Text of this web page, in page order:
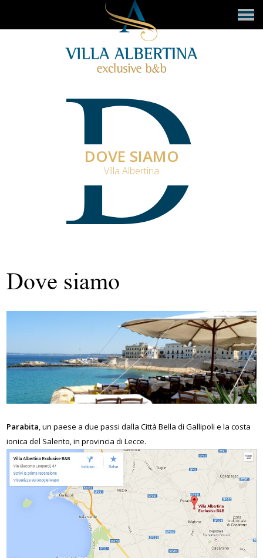
D
DOVE SIAMO
Villa Albertina
Dove siamo
Parabita, un paese a due passi dalla Città Bella di Gallipoli e la costa
ionica del Salento, in provincia di Lecce.